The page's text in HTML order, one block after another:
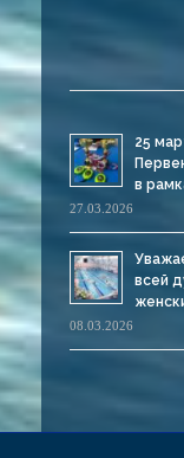
25
в
27.03.2026
всей
08.03.2026